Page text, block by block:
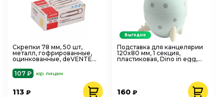
Скрепки 78 мм, 50 шт,
металл, гофрированные,
оцинкованные, deVENTE
107 ₽
юр. лицам
113 ₽
Подставка для канцелярии
120x80 мм, 1 секция,
пластиковая, Dino in egg,
160₽
Выгодно